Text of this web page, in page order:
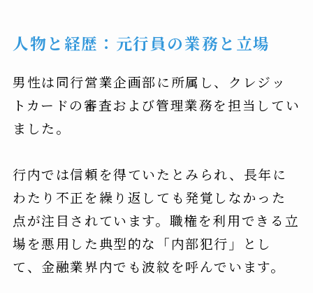
人物と経歴：元行員の業務と立場
男性は同行営業企画部に所属し、クレジッ
トカードの審査および管理業務を担当してい
ました。
行内では信頼を得ていたとみられ、長年に
わたり不正を繰り返しても発覚しなかった
点が注目されています。職権を利用できる立
場を悪用した典型的な「内部犯行」とし
て、金融業界内でも波紋を呼んでいます。